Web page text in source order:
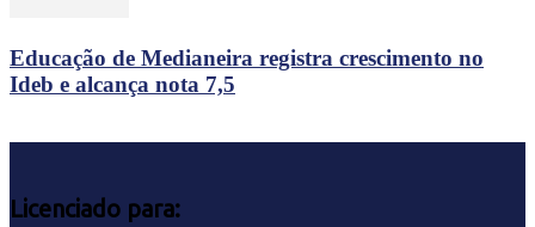
Educação de Medianeira registra crescimento no
Ideb e alcança nota 7,5
Licenciado para: